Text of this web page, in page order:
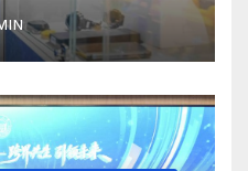
на Хонконг
на AI+